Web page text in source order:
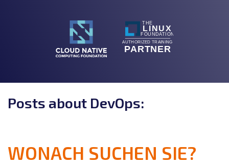
Posts about DevOps:
WONACH SUCHEN SIE?